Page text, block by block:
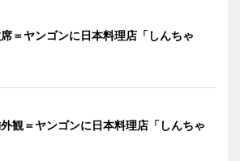
＝ヤンゴンに日本料理店「しんちゃ
観＝ヤンゴンに日本料理店「しんちゃ